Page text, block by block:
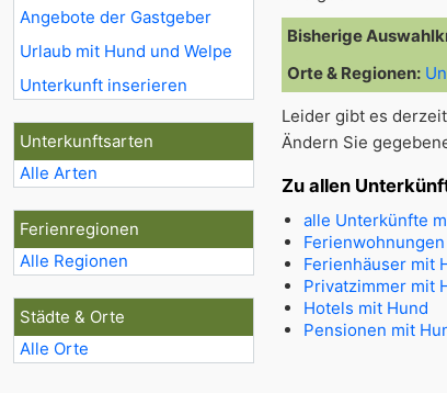
Angebote der Gastgeber
Urlaub mit Hund und Welpe
Unterkunft inserieren
Unterkunftsarten
Alle Arten
Ferienregionen
Alle Regionen
Städte & Orte
Alle Orte
Bisherige
Orte & Regionen:
Leider gibt es
Ändern Sie
Zu allen
alle Unterkünfte
Ferienhäuser mit
Privatzimmer mit
Hotels mit Hund
Pensionen mit